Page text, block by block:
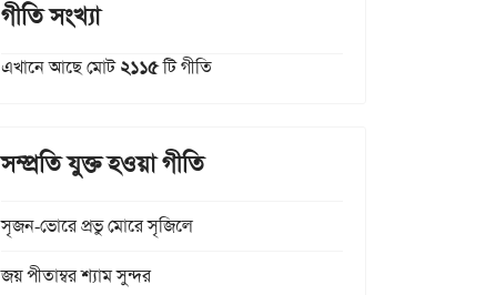
গীতি সংখ্যা
এখানে আছে মোট২১১৫টি গীতি
সম্প্রতি যুক্ত হওয়া গীতি
সৃজন-ভোরে প্রভু মোরে সৃজিলে
জয় পীতাম্বর শ্যাম সুন্দর